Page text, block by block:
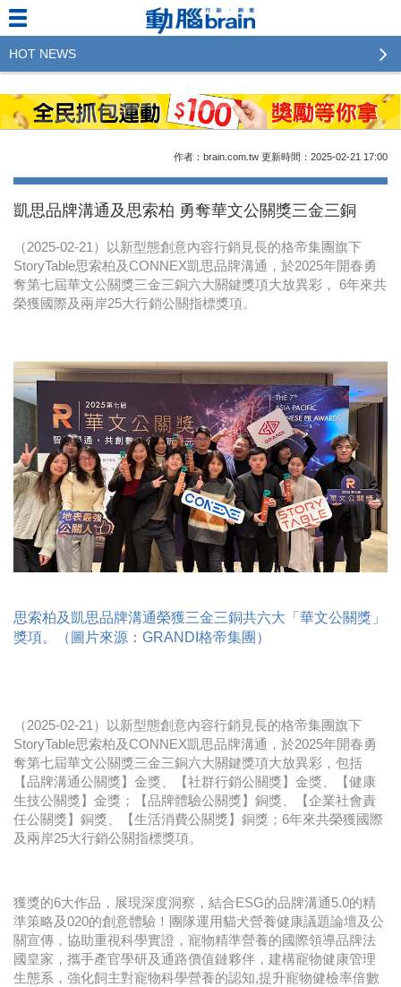
作者：brain.com.tw 更新時間：2025-02-21 17:00
凱思品牌溝通及思索柏 勇奪華文公關獎三金三銅
（2025-02-21）以新型態創意內容行銷見長的格帝集團旗下
StoryTable思索柏及CONNEX凱思品牌溝通，於2025年開春勇
奪第七屆華文公關獎三金三銅六大關鍵獎項大放異彩， 6年來共
榮獲國際及兩岸25大行銷公關指標獎項。
思索柏及凱思品牌溝通榮獲三金三銅共六大「華文公關獎」
獎項。（圖片來源：GRANDI格帝集團）
（2025-02-21）以新型態創意內容行銷見長的格帝集團旗下
StoryTable思索柏及CONNEX凱思品牌溝通，於2025年開春勇
奪第七屆華文公關獎三金三銅六大關鍵獎項大放異彩，包括
【品牌溝通公關獎】金獎、【社群行銷公關獎】金獎、【健康
生技公關獎】金獎；【品牌體驗公關獎】銅獎、【企業社會責
任公關獎】銅獎、【生活消費公關獎】銅獎；6年來共榮獲國際
及兩岸25大行銷公關指標獎項。
獲獎的6大作品，展現深度洞察，結合ESG的品牌溝通5.0的精
準策略及020的創意體驗！團隊運用貓犬營養健康議題論壇及公
關宣傳，協助重視科學實證，寵物精準營養的國際領導品牌法
國皇家，攜手產官學研及通路價值鏈夥伴，建構寵物健康管理
生態系，強化飼主對寵物科學營養的認知,提升寵物健檢率倍數
HOT NEWS
2023行銷傳播傑出貢獻獎 啟動徵件！期許參賽作品
更創新及具影響力
2022行銷傳播傑出貢獻獎得獎名單揭曉，近400位行
感美照
2023台灣民生快消品牌排行 14億次國民消費揭曉品
牌足跡贏家
CSD中衛營運長張德成：中衛跳脫框架 玩出口罩新
時尚
金獎的代價 牛恆泰：沒人知道我失去什麼！
台灣百事食品 注重品牌體驗創造差異化
黃麗萍：媒體代理商有幫客戶升級的責任！
牛恆泰：媒體產業蛻變關鍵期，數位轉型該怎麼